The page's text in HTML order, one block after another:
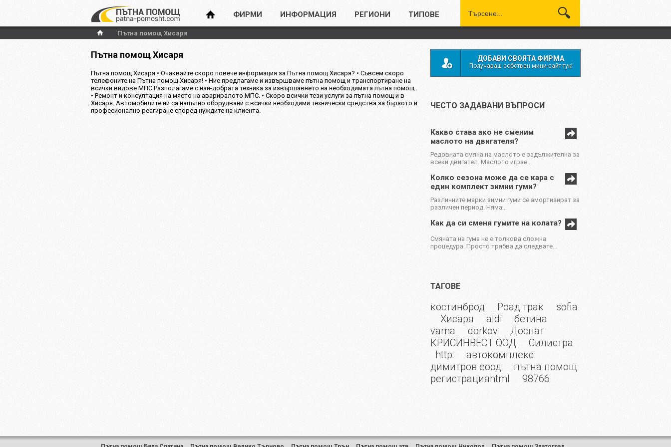
ФИРМИ ИНФОРМАЦИЯ РЕГИОНИ ТИПОВЕ
Пътна помощ Хисаря
Пътна помощ Хисаря
Пътна помощ Хисаря • Очаквайте скоро повече информация за Пътна помощ Хисаря? • Съвсем скоро
телефоните на Пътна помощ Хисаря! • Ние предлагаме и извършваме пътна помощ и транспортиране на
всички видове МПС.Разполагаме с най-добрата техника за извършавнето на необходимата пътна помощ .
• Ремонт и консултация на място на авариралото МПС. • Скоро всички тези услуги за пътна помощ и в
Хисаря. Автомобилите ни са напълно оборудвани с всички необходими технически средства за бързото и
професионално реагиране според нуждите на клиента.
ДОБАВИ СВОЯТА ФИРМА
Получаваш собствен мини-сайт тук!
ЧЕСТО ЗАДАВАНИ ВЪПРОСИ
Какво става ако не сменим
маслото на двигателя?
Редовната смяна на маслото е задължителна за
всеки двигател. Маслото играе...
Колко сезона може да се кара с
един комплект зимни гуми?
Различните марки зимни гуми се амортизират за
различен период. Няма...
Как да си сменя гумите на колата?
Смяната на гума не е толкова сложна
процедура. Просто трябва да следвате...
ТАГОВЕ
костинброд Роад трак
sofia
Хисаря
aldi
бетина
varna
dorkov
Доспат
КРИСИНВЕСТ ООД
Силистра
http:
автокомплекс
димитров еоод
пътна помощ
регистрацияhtml
98766